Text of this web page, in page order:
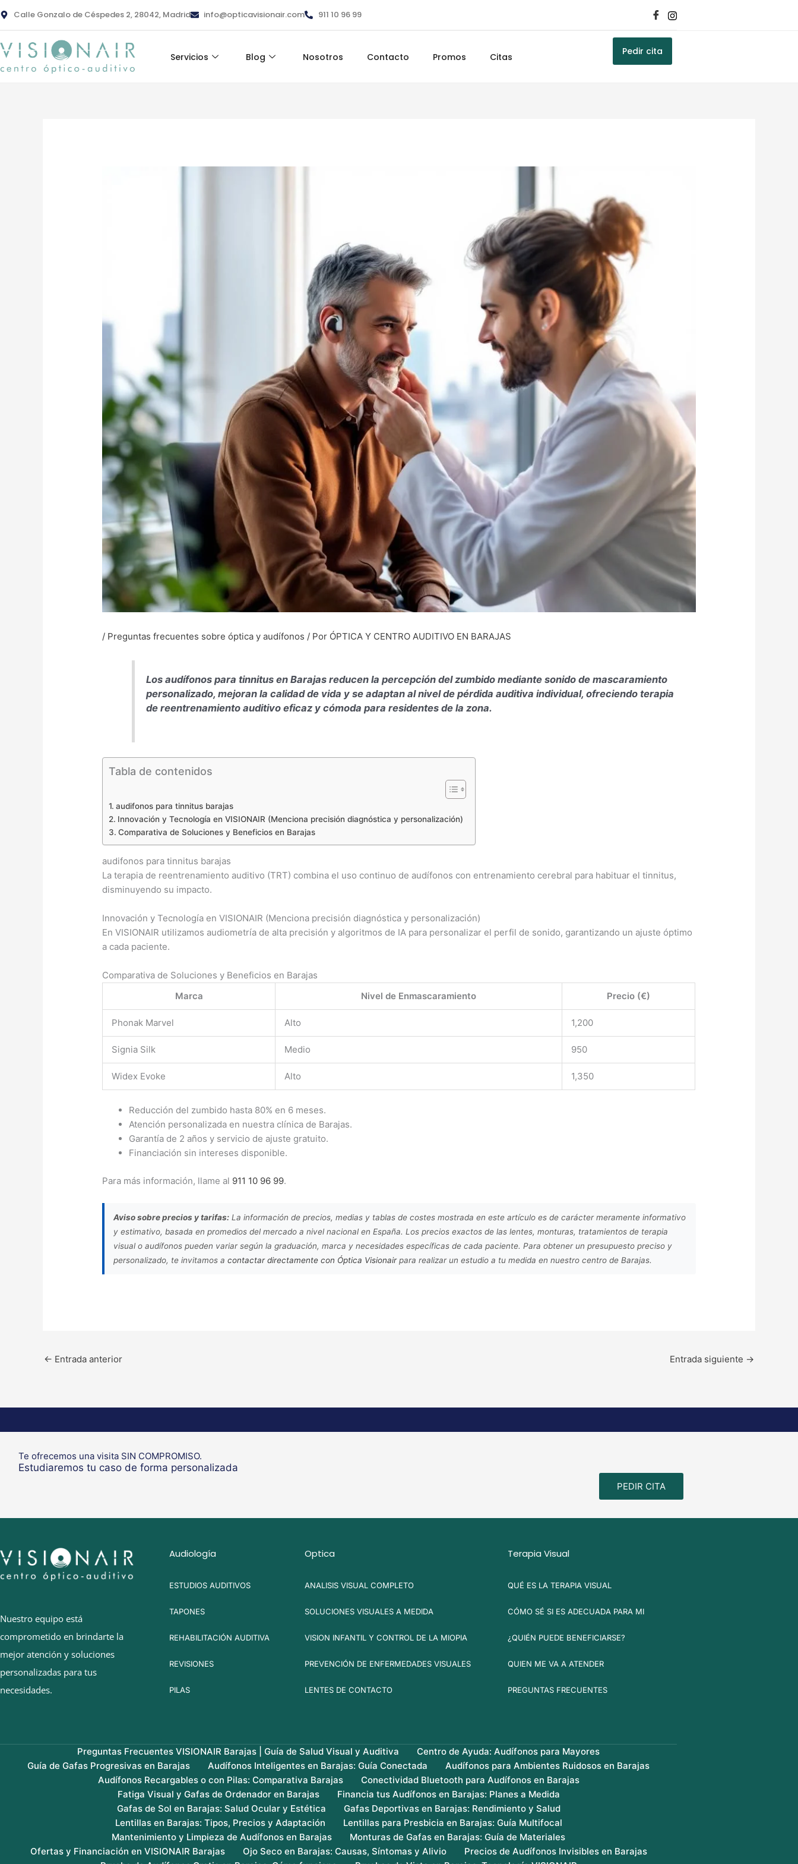
al
Calle Gonzalo de Céspedes 2, 28042, Madrid info@opticavisionair.com 911 10 96 99
Servicios Blog Nosotros Contacto Promos Citas Pedir cita
/ Preguntas frecuentes sobre óptica y audífonos / Por ÓPTICA Y CENTRO AUDITIVO EN BARAJAS
Los audífonos para tinnitus en Barajas reducen la percepción del zumbido mediante sonido de mascaramiento
personalizado, mejoran la calidad de vida y se adaptan al nivel de pérdida auditiva individual, ofreciendo terapia
de reentrenamiento auditivo eficaz y cómoda para residentes de la zona.
Tabla de contenidos
audifonos para tinnitus barajas
Innovación y Tecnología en VISIONAIR (Menciona precisión diagnóstica y personalización)
Comparativa de Soluciones y Beneficios en Barajas
audifonos para tinnitus barajas
La terapia de reentrenamiento auditivo (TRT) combina el uso continuo de audífonos con entrenamiento cerebral para habituar el tinnitus,
disminuyendo su impacto.
Innovación y Tecnología en VISIONAIR (Menciona precisión diagnóstica y personalización)
En VISIONAIR utilizamos audiometría de alta precisión y algoritmos de IA para personalizar el perfil de sonido, garantizando un ajuste óptimo
a cada paciente.
Comparativa de Soluciones y Beneficios en Barajas
Marca
Nivel de Enmascaramiento Precio (€)
Phonak Marvel Alto 1,200
Signia Silk Medio 950
Widex Evoke Alto 1,350
Reducción del zumbido hasta 80% en 6 meses.
Atención personalizada en nuestra clínica de Barajas.
Garantía de 2 años y servicio de ajuste gratuito.
Financiación sin intereses disponible.
Para más información, llame al 911 10 96 99.
Aviso sobre precios y tarifas: La información de precios, medias y tablas de costes mostrada en este artículo es de carácter meramente informativo
y estimativo, basada en promedios del mercado a nivel nacional en España. Los precios exactos de las lentes, monturas, tratamientos de terapia
visual o audífonos pueden variar según la graduación, marca y necesidades específicas de cada paciente. Para obtener un presupuesto preciso y
personalizado, te invitamos acontactar directamente con Óptica Visionairpara realizar un estudio a tu medida en nuestro centro de Barajas.
← Entrada anterior Entrada siguiente →
Te ofrecemos una visita SIN COMPROMISO.
Estudiaremos tu caso de forma personalizada
PEDIR CITA
Nuestro equipo está
comprometido en brindarte la
mejor atención y soluciones
personalizadas para tus
necesidades.
Audiología
ESTUDIOS AUDITIVOS
TAPONES
REHABILITACIÓN AUDITIVA
REVISIONES
PILAS
Optica
ANALISIS VISUAL COMPLETO
SOLUCIONES VISUALES A MEDIDA
VISION INFANTIL Y CONTROL DE LA MIOPIA
PREVENCIÓN DE ENFERMEDADES VISUALES
LENTES DE CONTACTO
Terapia Visual
QUÉ ES LA TERAPIA VISUAL
CÓMO SÉ SI ES ADECUADA PARA MI
¿QUIÉN PUEDE BENEFICIARSE?
QUIEN ME VA A ATENDER
PREGUNTAS FRECUENTES
Preguntas Frecuentes VISIONAIR Barajas | Guía de Salud Visual y Auditiva
Centro de Ayuda: Audífonos para Mayores
Guía de Gafas Progresivas en Barajas
Audífonos Inteligentes en Barajas: Guía Conectada
Audífonos para Ambientes Ruidosos en Barajas
Audífonos Recargables o con Pilas: Comparativa Barajas
Conectividad Bluetooth para Audífonos en Barajas
Fatiga Visual y Gafas de Ordenador en Barajas
Financia tus Audífonos en Barajas: Planes a Medida
Gafas de Sol en Barajas: Salud Ocular y Estética
Gafas Deportivas en Barajas: Rendimiento y Salud
Lentillas en Barajas: Tipos, Precios y Adaptación
Lentillas para Presbicia en Barajas: Guía Multifocal
Mantenimiento y Limpieza de Audífonos en Barajas
Monturas de Gafas en Barajas: Guía de Materiales
Ofertas y Financiación en VISIONAIR Barajas
Ojo Seco en Barajas: Causas, Síntomas y Alivio
Precios de Audífonos Invisibles en Barajas